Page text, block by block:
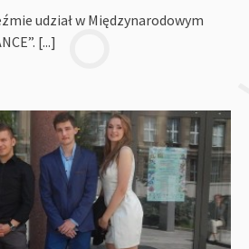
udział w Międzynarodowym
[...]